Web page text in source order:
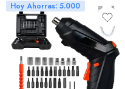
Hoy Ahorras: 5.000